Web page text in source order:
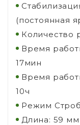
(постоянная
Количество
Время
17мин
Время
10ч
Режим
Длина: 59 мм